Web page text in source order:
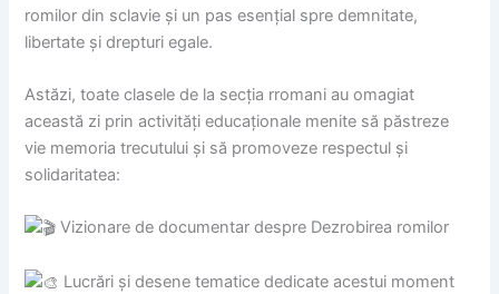
romilor din sclavie și un pas esențial spre demnitate,
libertate și drepturi egale.
Astăzi, toate clasele de la secția rromani au omagiat
această zi prin activități educaționale menite să păstreze
vie memoria trecutului și să promoveze respectul și
solidaritatea:
Vizionare de documentar despre Dezrobirea romilor
Lucrări și desene tematice dedicate acestui moment